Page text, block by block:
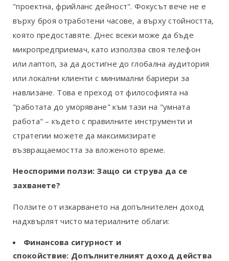
"проектна, фрийланс дейност". Фокусът вече не е
върху броя отработени часове, а върху стойността,
която предоставяте. Днес всеки може да бъде
микропредприемач, като използва своя телефон
или лаптоп, за да достигне до глобална аудитория
или локални клиенти с минимални бариери за
навлизане. Това е преход от философията на
"работата до уморяване" към тази на "умната
работа" – където с правилните инструменти и
стратегии можете да максимизирате
възвращаемостта за вложеното време.
Неоспорими ползи: Защо си струва да се
захванете?
Ползите от изкарването на допълнителен доход
надхвърлят чисто материалните облаги:
Финансова сигурност и
спокойствие: Допълнителният доход действа